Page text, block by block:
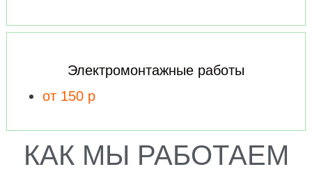
Электромонтажные работы
от 150 р
КАК МЫ РАБОТАЕМ